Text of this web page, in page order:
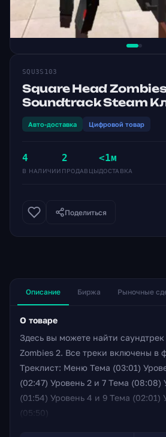
SQU3S103
Square Head Zombies
Soundtrack Steam
Авто-доставка Цифровой товар
4
В НАЛИЧИИ
2
ПРОДАВЦЫ
<1м
ДОСТАВКА
Поделиться
Описание Биржа Рыночные
О товаре
Здесь вы можете найти
Zombies 2. Все треки включены в
Треклист: Меню Тема (03:01)
(02:47) Уровень 2 и 7 Тема (08:08)
(01:54) Уровень 4 и 9 Тема (02:01)
(05:50)